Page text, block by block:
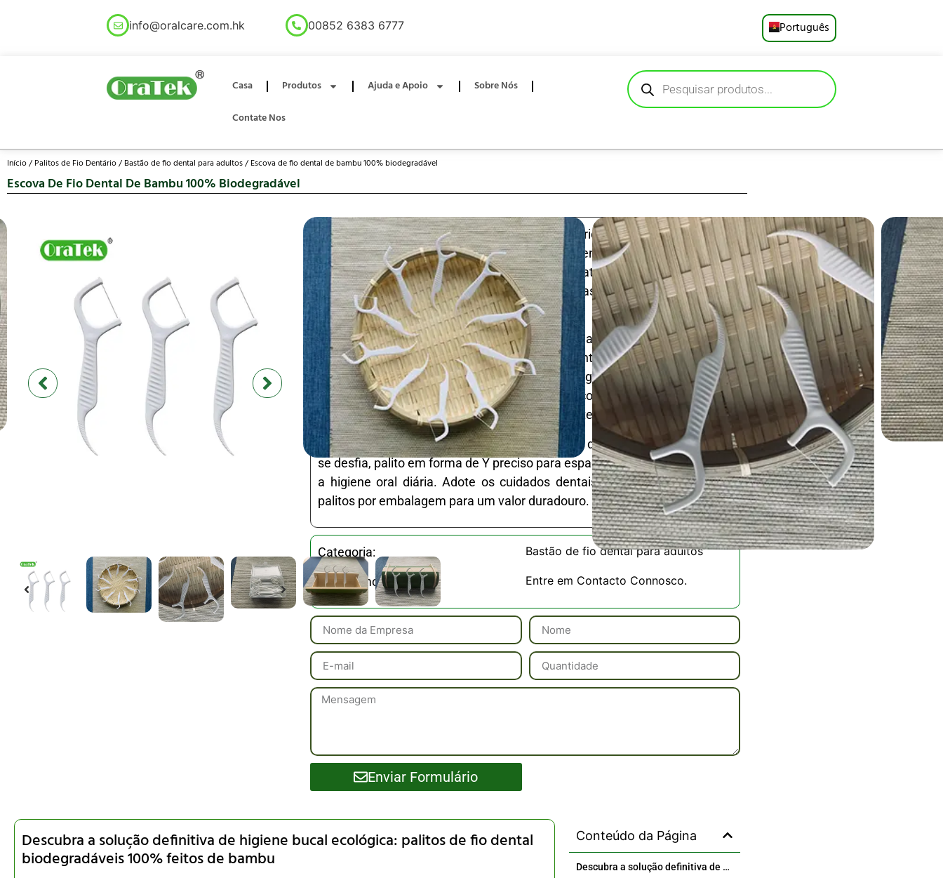
info@oralcare.com.hk 00852 6383 6777
Português
Русский
العربية
日本語
Casa Produtos Ajuda e Apoio
Sobre Nós
Contate Nos
Início/ Palitos de Fio Dentário/ Bastão de fio dental para adultos/ Escova de fio dental de bambu 100% biodegradável
Escova De Fio Dental De Bambu 100% Biodegradável
Palitos de fio dental biodegradáveis 100%. Fabricados com pó de bambu
sustentável, estes palitos apresentam um fio dental ultrafino, resistente a
rasgos, enriquecido com carvão de bambu natural para uma remoção
superior de placa e hálito fresco. Suaves para as gengivas, mas eficazes
para uma limpeza completa entre os dentes.
Perfeitos para utilizadores conscientes do meio ambiente, decompõem se
naturalmente sem prejudicar o planeta, ao contrário das alternativas de
plástico. O design ergonómico garante uma pegada confortável para um
uso fácil em casa ou em viagem. Hipoalergénico, vegano e livre de PFAS,
com sabor de hortelã para resultados refrescantes.
Benefícios principais: material compostável, fio dental resistente que não
se desfia, palito em forma de Y preciso para espaços apertados. Ideal para
a higiene oral diária. Adote os cuidados dentais sustentáveis hoje! 100
palitos por embalagem para um valor duradouro.
Categoria: Bastão de fio dental para adultos
SKU / Amostras: Entre em Contacto Connosco.
Enviar Formulário
Descubra a solução definitiva de higiene bucal ecológica: palitos de fio dental
biodegradáveis 100% feitos de bambu
Conteúdo da Página
Descubra a solução definitiva de higiene bucal ecológica: palitos de fio dental biodegradáveis 100% feitos de bambu